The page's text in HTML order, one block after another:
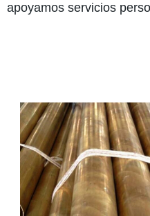
apoyamos servicios